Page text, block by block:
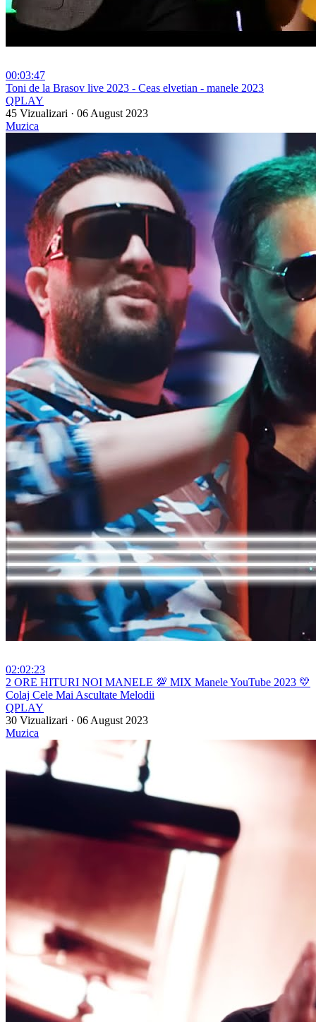
00:03:47
⁣Toni de la Brasov live 2023 - Ceas elvetian - manele 2023
QPLAY
45 Vizualizari · 06 August 2023
Muzica
02:02:23
⁣2 ORE HITURI NOI MANELE 💯 MIX Manele YouTube 2023 💛
Colaj Cele Mai Ascultate Melodii
QPLAY
30 Vizualizari · 06 August 2023
Muzica